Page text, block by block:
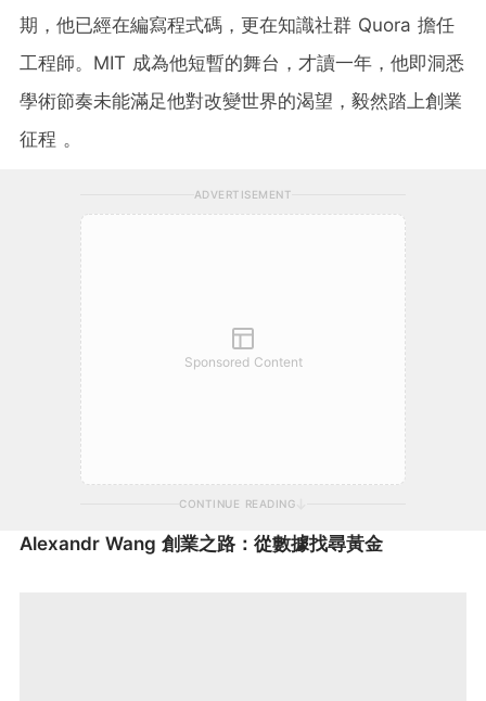
期，他已經在編寫程式碼，更在知識社群 Quora 擔任
工程師。MIT 成為他短暫的舞台，才讀一年，他即洞悉
學術節奏未能滿足他對改變世界的渴望，毅然踏上創業
征程 。
ADVERTISEMENT
Sponsored Content
CONTINUE READING
Alexandr Wang 創業之路：從數據找尋黃金